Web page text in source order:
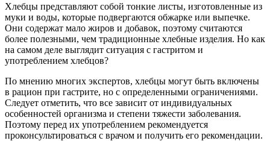
Хлебцы представляют собой тонкие листы, изготовленные из
муки и воды, которые подвергаются обжарке или выпечке.
Они содержат мало жиров и добавок, поэтому считаются
более полезными, чем традиционные хлебные изделия. Но как
на самом деле выглядит ситуация с гастритом и
употреблением хлебцов?
По мнению многих экспертов, хлебцы могут быть включены
в рацион при гастрите, но с определенными ограничениями.
Следует отметить, что все зависит от индивидуальных
особенностей организма и степени тяжести заболевания.
Поэтому перед их употреблением рекомендуется
проконсультироваться с врачом и получить его рекомендации.